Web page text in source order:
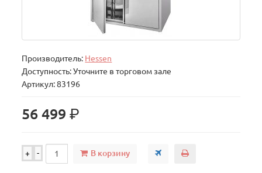
Производитель: Hessen
Доступность: Уточните в торговом зале
Артикул: 83196
56 499р.
+ - В корзину